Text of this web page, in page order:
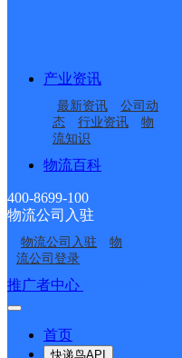
产业资讯
最新资讯
公司动
态
行业资讯
物
流知识
物流百科
400-8699-100
物流公司入驻
物流公司入驻
物
流公司登录
推广者中心
首页
快递鸟API
公司
安徽主城区公司
山路服务部
安徽主城区公司
站区服务部
合肥磨店
安徽主城区公司
龙岗镇服务部
安徽主城区公司
平广场服务部
UH合肥火车站
接口API
API接口 DEMO下载